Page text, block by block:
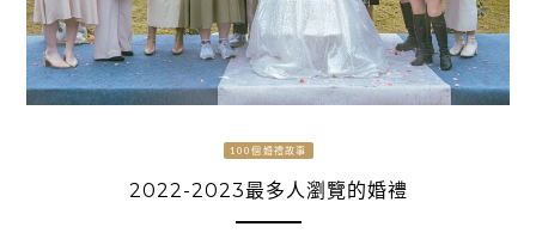
100個婚禮故事
2022-2023最多人瀏覽的婚禮